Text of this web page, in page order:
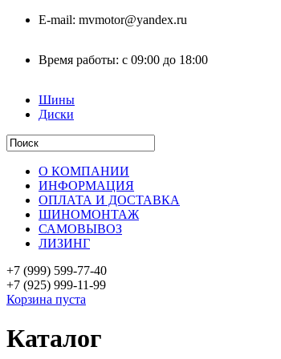
E-mail: mvmotor@yandex.ru
Время работы: с 09:00 до 18:00
Шины
Диски
О КОМПАНИИ
ИНФОРМАЦИЯ
ОПЛАТА И ДОСТАВКА
ШИНОМОНТАЖ
САМОВЫВОЗ
ЛИЗИНГ
+7 (999) 599-77-40
+7 (925) 999-11-99
Корзина пуста
Каталог